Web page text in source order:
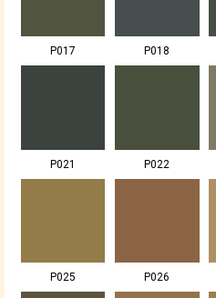
P017 P018
P021 P022
P025 P026